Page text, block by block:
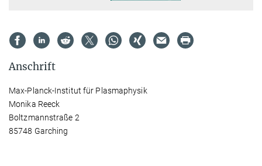
Anschrift
Max-Planck-Institut für Plasmaphysik
Monika Reeck
Boltzmannstraße 2
85748 Garching